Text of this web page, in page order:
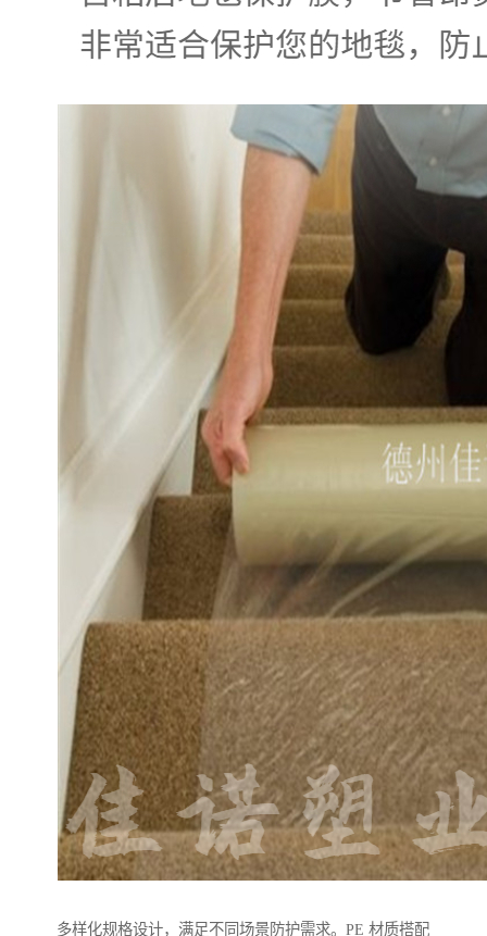
多样化规格设计，满足不同场景防护需求。PE 材质搭配